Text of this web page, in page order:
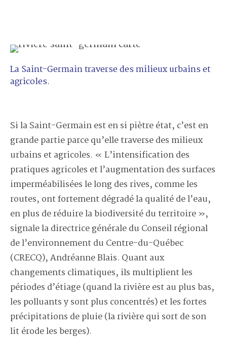
La Saint-Germain traverse des milieux urbains et
agricoles.
Si la Saint-Germain est en si piètre état, c’est en
grande partie parce qu’elle traverse des milieux
urbains et agricoles. « L’intensification des
pratiques agricoles et l’augmentation des surfaces
imperméabilisées le long des rives, comme les
routes, ont fortement dégradé la qualité de l’eau,
en plus de réduire la biodiversité du territoire »,
signale la directrice générale du Conseil régional
de l’environnement du Centre-du-Québec
(CRECQ), Andréanne Blais. Quant aux
changements climatiques, ils multiplient les
périodes d’étiage (quand la rivière est au plus bas,
les polluants y sont plus concentrés) et les fortes
précipitations de pluie (la rivière qui sort de son
lit érode les berges).